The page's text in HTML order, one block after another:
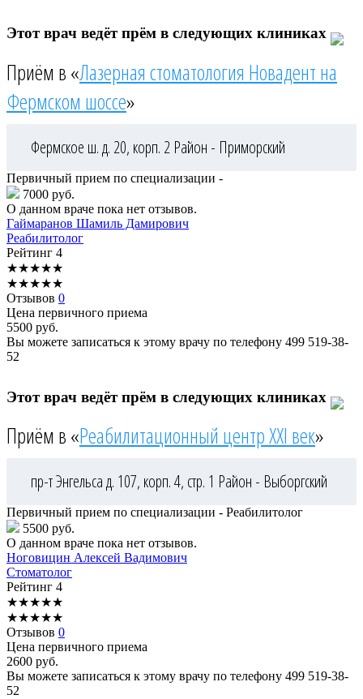
Этот врач ведёт прём в следующих клиниках
Приём в «Лазерная стоматология Новадент на
Фермском шоссе»
Фермское ш. д. 20, корп. 2 Район - Приморский
Первичный прием по специализации -
7000 руб.
О данном враче пока нет отзывов.
Гаймаранов Шамиль Дамирович
Реабилитолог
Рейтинг 4
★★★★★
★★★★★
Отзывов 0
Цена первичного приема
5500 руб.
Вы можете записаться к этому врачу по телефону 499 519-38-
52
Этот врач ведёт прём в следующих клиниках
Приём в «Реабилитационный центр XXI век»
пр-т Энгельса д. 107, корп. 4, стр. 1 Район - Выборгский
Первичный прием по специализации - Реабилитолог
5500 руб.
О данном враче пока нет отзывов.
Ноговицин Алексей Вадимович
Стоматолог
Рейтинг 4
★★★★★
★★★★★
Отзывов 0
Цена первичного приема
2600 руб.
Вы можете записаться к этому врачу по телефону 499 519-38-
52